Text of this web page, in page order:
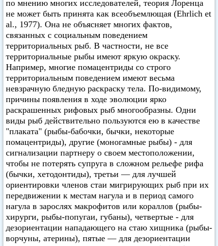
по мнению многих исследователей, теория Лоренца
не может быть принята как всеобъемлющая (Ehrlich et
al., 1977). Она не объясняет многих фактов,
связанных с социальным поведением
территориальных рыб. В частности, не все
территориальные рыбы имеют яркую окраску.
Например, многие помацентриды со строго
территориальным поведением имеют весьма
невзрачную бледную раскраску тела. По-видимому,
причины появления в ходе эволюции ярко
раскрашенных рифовых рыб многообразны. Одни
виды рыб действительно пользуются ею в качестве
"плаката" (рыбы-бабочки, бычки, некоторые
помацентриды), другие (моногамные рыбы) - для
сигнализации партнеру о своем местоположении,
чтобы не потерять супруга в сложном рельефе рифа
(бычки, хетодонтиды), третьи — для лучшей
ориентировки членов стаи мигрирующих рыб при их
передвижении к местам нагула и в период самого
нагула в зарослях макрофитов или кораллов (рыбы-
хирурги, рыбы-попугаи, губаны), четвертые - для
дезориентации нападающего на стаю хищника (рыбы-
ворчуны, атерины), пятые — для дезориентации